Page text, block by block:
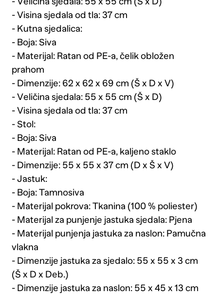
- Visina sjedala od tla: 37 cm
- Kutna sjedalica:
- Boja: Siva
- Materijal: Ratan od PE-a, čelik obložen
prahom
- Dimenzije: 62 x 62 x 69 cm (Š x D x V)
- Veličina sjedala: 55 x 55 cm (Š x D)
- Visina sjedala od tla: 37 cm
- Stol:
- Boja: Siva
- Materijal: Ratan od PE-a, kaljeno staklo
- Dimenzije: 55 x 55 x 37 cm (D x Š x V)
- Jastuk:
- Boja: Tamnosiva
- Materijal pokrova: Tkanina (100 % poliester)
- Materijal za punjenje jastuka sjedala: Pjena
- Materijal punjenja jastuka za naslon: Pamučna
vlakna
- Dimenzije jastuka za sjedalo: 55 x 55 x 3 cm
(Š x D x Deb.)
- Dimenzije jastuka za naslon: 55 x 45 x 13 cm